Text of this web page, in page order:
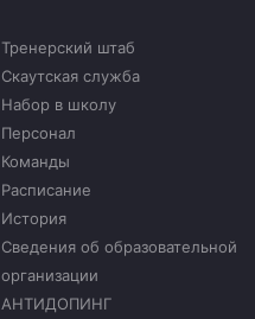
Тренерский штаб
Скаутская служба
Набор в школу
Персонал
Команды
Расписание
История
Сведения об образовательной
организации
АНТИДОПИНГ